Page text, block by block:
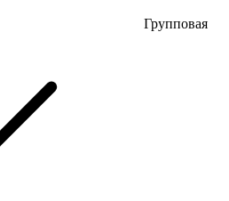
Групповая